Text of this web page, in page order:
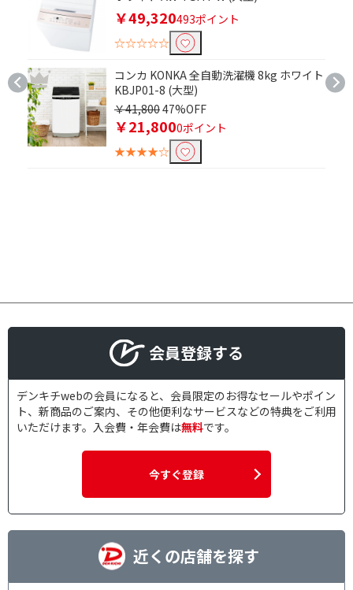
￥49,320493ポイント
☆☆☆☆☆
コンカ KONKA 全自動洗濯機 8kg ホワイト
KBJP01-8 (大型)
￥41,80047%OFF
￥21,8000ポイント
★★★★☆
会員登録する
デンキチwebの会員になると、会員限定のお得なセールやポイン
ト、新商品のご案内、その他便利なサービスなどの特典をご利用
いただけます。入会費・年会費は無料です。
今すぐ登録
近くの店舗を探す